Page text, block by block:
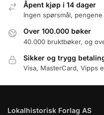
Åpent kjøp i 14 dager
Ingen spørsmål, pengene
Over 100.000 bøker
40.000 bruktbøker, og
Sikker og trygg
Visa, MasterCard, Vipps
Lokalhistorisk Forlag AS